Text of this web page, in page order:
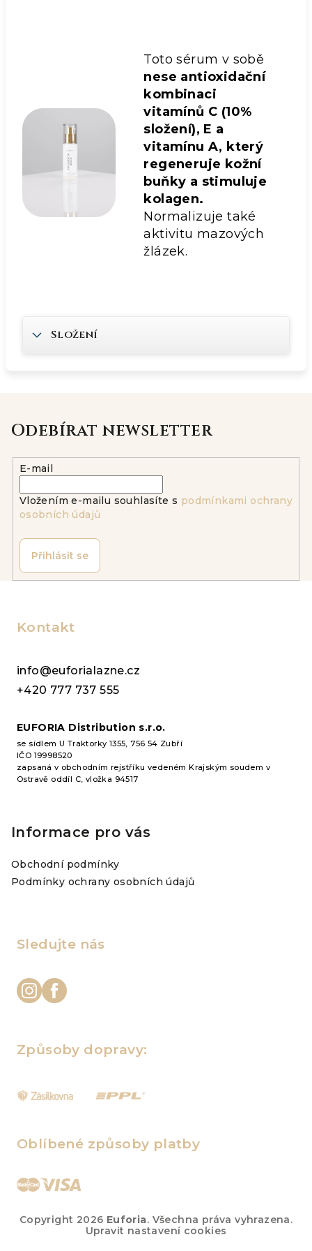
Toto sérum v sobě
nese antioxidační
kombinaci
vitamínů C (10%
složení), E a
vitamínu A, který
regeneruje kožní
buňky a stimuluje
kolagen.
Normalizuje také
aktivitu mazových
žlázek.
Složení
Odebírat newsletter
E-mail
Vložením e-mailu souhlasíte s podmínkami ochrany
osobních údajů
Přihlásit se
Kontakt
info@euforialazne.cz
+420 777 737 555
EUFORIA Distribution s.r.o.
se sídlem U Traktorky 1355, 756 54 Zubří
IČO 19998520
zapsaná v obchodním rejstříku vedeném Krajským soudem v
Ostravě oddíl C, vložka 94517
Informace pro vás
Obchodní podmínky
Podmínky ochrany osobních údajů
Sledujte nás
Způsoby dopravy:
Oblíbené způsoby platby
Copyright 2026 Euforia. Všechna práva vyhrazena.
Upravit nastavení cookies